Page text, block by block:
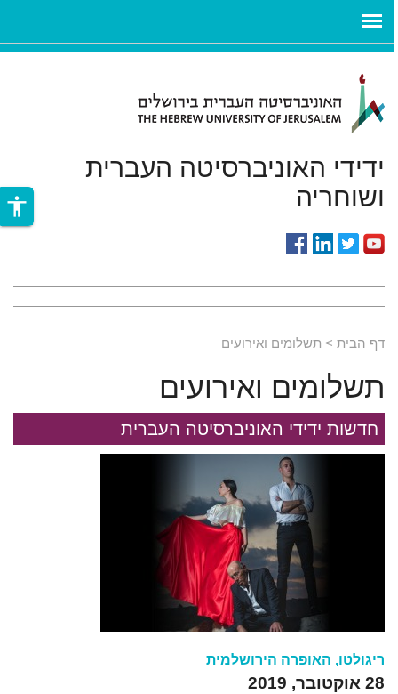
לתוכן העיקרי
גבוהה
ידידי האוניברסיטה העברית
ושוחריה
accessibility
דף הבית תשלומים ואירועים
תשלומים ואירועים
חדשות ידידי האוניברסיטה העברית
ריגולטו, האופרה הירושלמית
28 אוקטובר, 2019